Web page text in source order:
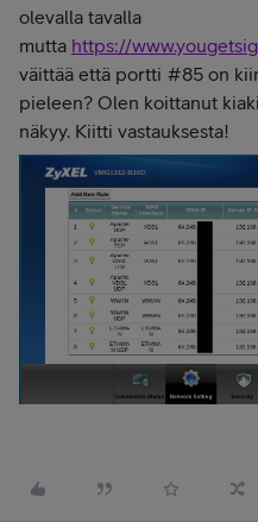
olevalla tavalla
mutta https://
väittää että portti #85 on
pieleen? Olen koittanut
näkyy. Kiitti vastauksesta!